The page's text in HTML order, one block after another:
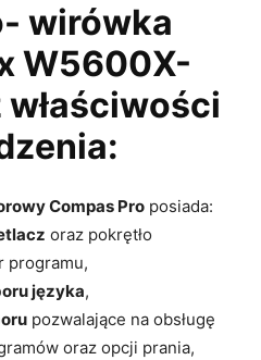
wirówka
W5600X-
Compas Pro posiada:
oraz pokrętło
programu,
języka,
pozwalające na obsługę
oraz opcji prania,